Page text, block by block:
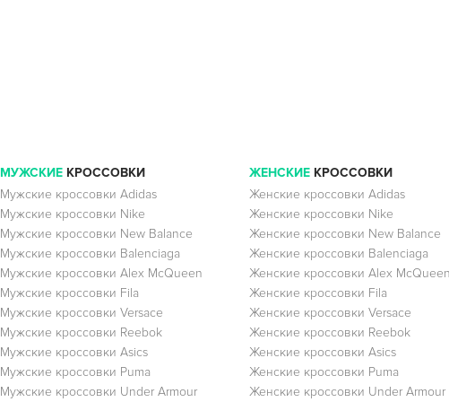
МУЖСКИЕКРОССОВКИ
Мужские кроссовки Adidas
Мужские кроссовки Nike
Мужские кроссовки New Balance
Мужские кроссовки Balenciaga
Мужские кроссовки Alex McQueen
Мужские кроссовки Fila
Мужские кроссовки Versace
Мужские кроссовки Reebok
Мужские кроссовки Asics
Мужские кроссовки Puma
Мужские кроссовки Under Armour
ЖЕНСКИЕКРОССОВКИ
Женские кроссовки Adidas
Женские кроссовки Nike
Женские кроссовки New Balance
Женские кроссовки Balenciaga
Женские кроссовки Alex
Женские кроссовки Fila
Женские кроссовки Versace
Женские кроссовки Reebok
Женские кроссовки Asics
Женские кроссовки Puma
Женские кроссовки Under Armour